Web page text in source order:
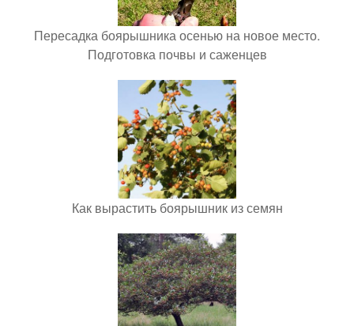
Пересадка боярышника осенью на новое место.
Подготовка почвы и саженцев
Как вырастить боярышник из семян